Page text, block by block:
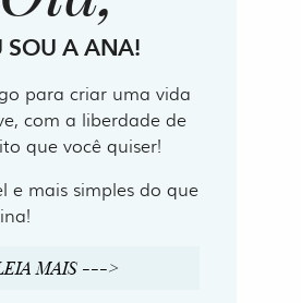
SOU A ANA!
para criar uma vida
com a liberdade de
que você quiser!
e mais simples do que
MAIS --->